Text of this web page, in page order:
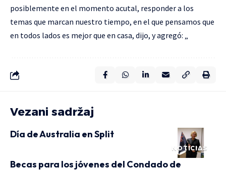
posiblemente en el momento acutal, responder a los
temas que marcan nuestro tiempo, en el que pensamos que
en todos lados es mejor que en casa, dijo, y agregó: „
Vezani sadržaj
NOTICIAS
Día de Australia en Split
Becas para los jóvenes del Condado de